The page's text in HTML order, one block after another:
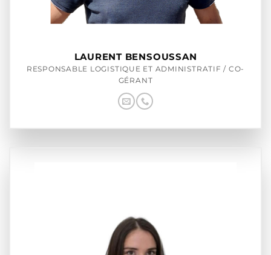
LAURENT BENSOUSSAN
RESPONSABLE LOGISTIQUE ET ADMINISTRATIF / CO-
GÉRANT